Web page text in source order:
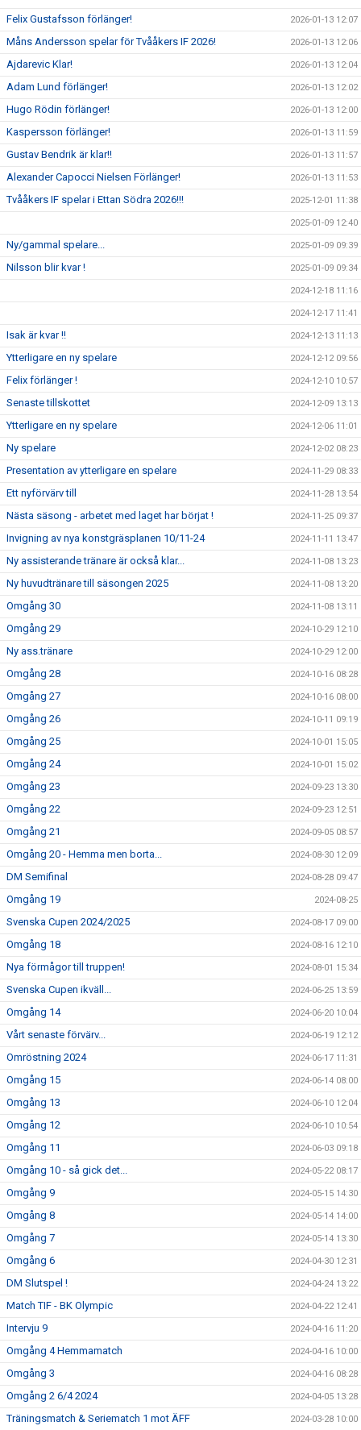
Felix Gustafsson förlänger! 2026-01-13 12:07
Måns Andersson spelar för Tvååkers IF 2026! 2026-01-13 12:06
Ajdarevic Klar! 2026-01-13 12:04
Adam Lund förlänger! 2026-01-13 12:02
Hugo Rödin förlänger! 2026-01-13 12:00
Kaspersson förlänger! 2026-01-13 11:59
Gustav Bendrik är klar!! 2026-01-13 11:57
Alexander Capocci Nielsen Förlänger! 2026-01-13 11:53
Tvååkers IF spelar i Ettan Södra 2026!!! 2025-12-01 11:38
2025-01-09 12:40
Ny/gammal spelare... 2025-01-09 09:39
Nilsson blir kvar ! 2025-01-09 09:34
2024-12-18 11:16
2024-12-17 11:41
Isak är kvar !! 2024-12-13 11:13
Ytterligare en ny spelare 2024-12-12 09:56
Felix förlänger ! 2024-12-10 10:57
Senaste tillskottet 2024-12-09 13:13
Ytterligare en ny spelare 2024-12-06 11:01
Ny spelare 2024-12-02 08:23
Presentation av ytterligare en spelare 2024-11-29 08:33
Ett nyförvärv till 2024-11-28 13:54
Nästa säsong - arbetet med laget har börjat ! 2024-11-25 09:37
Invigning av nya konstgräsplanen 10/11-24 2024-11-11 13:47
Ny assisterande tränare är också klar... 2024-11-08 13:23
Ny huvudtränare till säsongen 2025 2024-11-08 13:20
Omgång 30 2024-11-08 13:11
Omgång 29 2024-10-29 12:10
Ny ass.tränare 2024-10-29 12:00
Omgång 28 2024-10-16 08:28
Omgång 27 2024-10-16 08:00
Omgång 26 2024-10-11 09:19
Omgång 25 2024-10-01 15:05
Omgång 24 2024-10-01 15:02
Omgång 23 2024-09-23 13:30
Omgång 22 2024-09-23 12:51
Omgång 21 2024-09-05 08:57
Omgång 20 - Hemma men borta... 2024-08-30 12:09
DM Semifinal 2024-08-28 09:47
Omgång 19 2024-08-25
Svenska Cupen 2024/2025 2024-08-17 09:00
Omgång 18 2024-08-16 12:10
Nya förmågor till truppen! 2024-08-01 15:34
Svenska Cupen ikväll... 2024-06-25 13:59
Omgång 14 2024-06-20 10:04
Vårt senaste förvärv... 2024-06-19 12:12
Omröstning 2024 2024-06-17 11:31
Omgång 15 2024-06-14 08:00
Omgång 13 2024-06-10 12:04
Omgång 12 2024-06-10 10:54
Omgång 11 2024-06-03 09:18
Omgång 10 - så gick det... 2024-05-22 08:17
Omgång 9 2024-05-15 14:30
Omgång 8 2024-05-14 14:00
Omgång 7 2024-05-14 13:30
Omgång 6 2024-04-30 12:31
DM Slutspel ! 2024-04-24 13:22
Match TIF - BK Olympic 2024-04-22 12:41
Intervju 9 2024-04-16 11:20
Omgång 4 Hemmamatch 2024-04-16 10:00
Omgång 3 2024-04-16 08:28
Omgång 2 6/4 2024 2024-04-05 13:28
Träningsmatch & Seriematch 1 mot ÄFF 2024-03-28 10:00